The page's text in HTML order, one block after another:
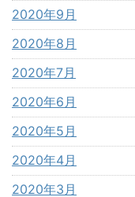
2020年9月
2020年8月
2020年7月
2020年6月
2020年5月
2020年4月
2020年3月